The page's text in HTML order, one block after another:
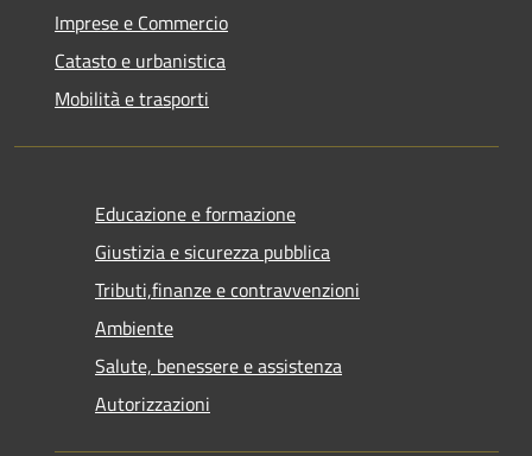
Imprese e Commercio
Catasto e urbanistica
Mobilità e trasporti
Educazione e formazione
Giustizia e sicurezza pubblica
Tributi,finanze e contravvenzioni
Ambiente
Salute, benessere e assistenza
Autorizzazioni